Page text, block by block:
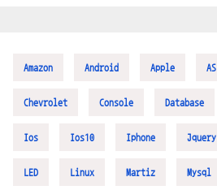
Amazon Android Apple AS
Chevrolet Console Database
Ios Ios10 Iphone Jquery
LED Linux Martiz Mysql